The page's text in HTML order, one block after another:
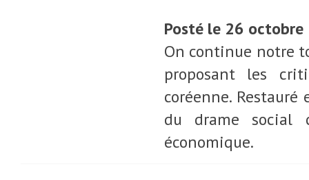
Posté le 26
On continue notre
proposant les
coréenne.
du drame social
économique.